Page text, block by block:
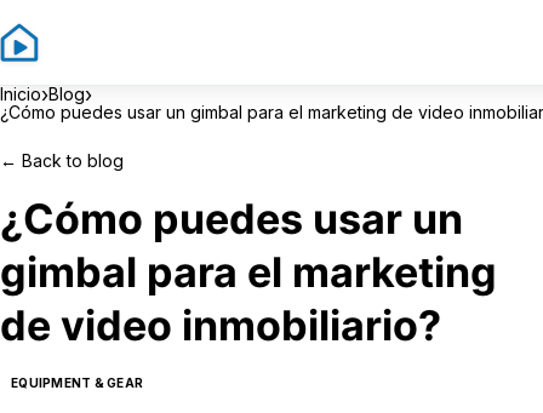
Inicio›Blog›
¿Cómo puedes usar un gimbal para el marketing de video
← Back to blog
¿Cómo puedes usar un
gimbal para el marketing
de video inmobiliario?
EQUIPMENT & GEAR